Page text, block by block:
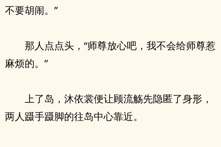
不要胡闹。”
那人点点头，“师尊放心吧，我不会给师尊惹
麻烦的。”
上了岛，沐依裳便让顾流觞先隐匿了身形，
两人蹑手蹑脚的往岛中心靠近。